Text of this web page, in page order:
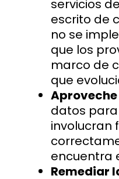
servicios
escrito de
no se
que los
marco de
que
datos
involucran
encuentra
Remediar